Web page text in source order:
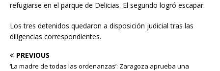
refugiarse en el parque de Delicias. El segundo logró escapar.
Los tres detenidos quedaron a disposición judicial tras las
diligencias correspondientes.
PREVIOUS
‘La madre de todas las ordenanzas’: Zaragoza aprueba una